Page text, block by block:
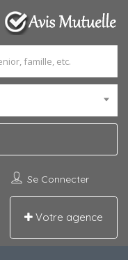
Se Connecter
Votre agence